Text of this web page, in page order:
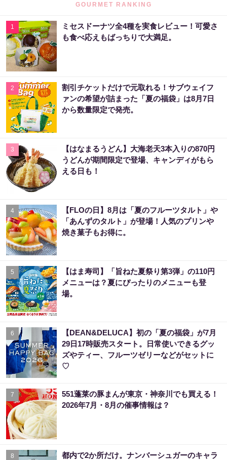
GOURMET RANKING
1
ミセスドーナツ全4種を実食レビュー！可愛さ
も食べ応えもばっちりで大満足。
2
割引チケットだけで元取れる！サブウェイフ
ァンの希望が詰まった「夏の福袋」は8月7日
から数量限定で発売。
3
【はなまるうどん】大海老天3本入りの870円
うどんが期間限定で登場、キャンディがもら
える日も！
4
【FLOの日】8月は「夏のフルーツタルト」や
「あんずのタルト」が登場！人気のプリンや
焼き菓子もお得に。
5
【はま寿司】「旨ねた夏祭り第3弾」の110円
メニューは？夏にぴったりのメニューも登
場。
6
【DEAN&DELUCA】初の「夏の福袋」が7月
29日17時販売スタート。日常使いできるグッ
ズやティー、フルーツゼリーなどがセットに
♡
7
551蓬莱の豚まんが東京・神奈川でも買える！
2026年7月・8月の催事情報は？
8
都内で2か所だけ。ナンバーシュガーのキャラ